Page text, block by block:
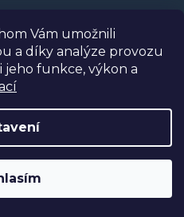
Vám umožnili
a díky analýze provozu
funkce, výkon a
Shopcode
Florenc. Všechna práva